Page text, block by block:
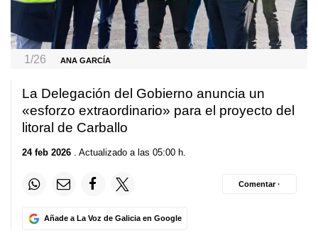
1/26 ANA GARCÍA
La Delegación del Gobierno anuncia un
«esforzo extraordinario» para el proyecto del
litoral de Carballo
24 feb 2026 . Actualizado a las 05:00 h.
Añade a La Voz de Galicia en Google
Comentar ·